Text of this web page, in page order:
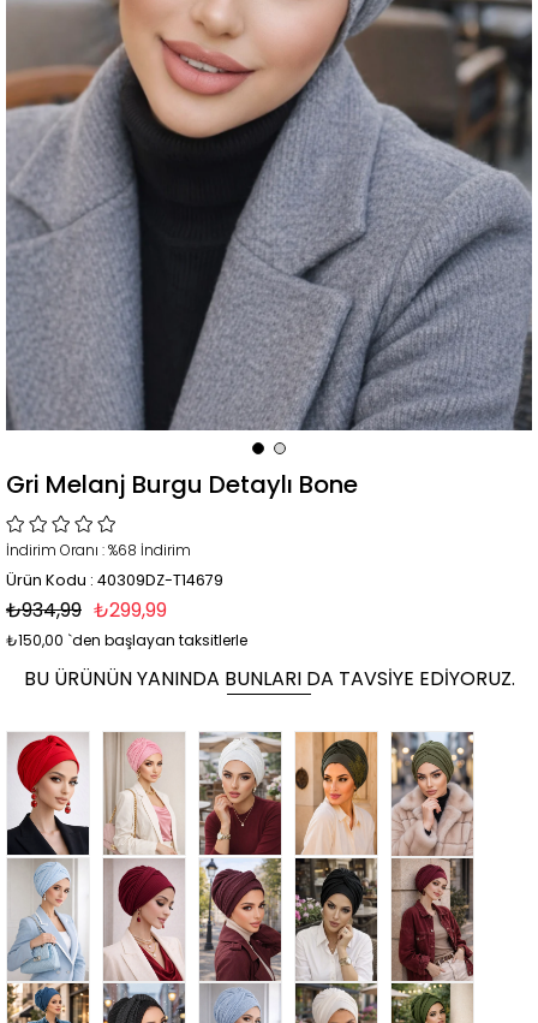
Gri Melanj Burgu Detaylı Bone
İndirim Oranı :%68 İndirim
Ürün Kodu : 40309DZ-T14679
₺934,99 ₺299,99
₺150,00 `den başlayan taksitlerle
BU ÜRÜNÜN YANINDA BUNLARI DA TAVSIYE EDIYORUZ.